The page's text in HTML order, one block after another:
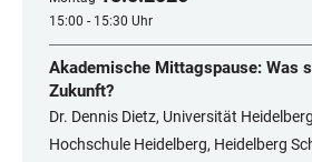
15:00 - 15:30 Uhr
Akademische Mittagspause: Was
Zukunft?
Dr. Dennis Dietz, Universität
Hochschule Heidelberg, Heidelberg